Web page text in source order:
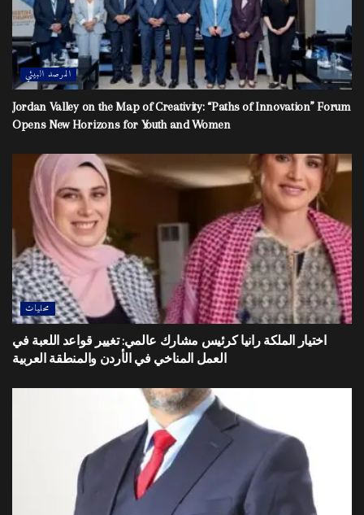
المرصد البيئي
Jordan Valley on the Map of Creativity: “Paths of Innovation” Forum
Opens New Horizons for Youth and Women
محليات
اختيار الملكة رانيا كرئيس مشارك عالمي: تغيير قواعد اللعبة في
العمل المناخي في الأردن والمنطقة العربية